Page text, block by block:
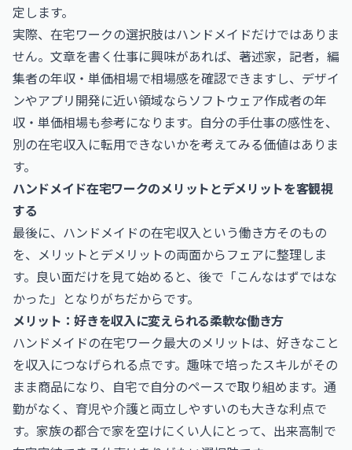
定します。
実際、在宅ワークの選択肢はハンドメイドだけではありま
せん。文章を書く仕事に興味があれば、 著述家，記者，編
集者の年収・単価相場で相場感を確認できますし、デザイ
ンやアプリ開発に近い領域ならソフトウェア作成者の年
収・単価相場も参考になります。自分の手仕事の感性を、
別の在宅収入に転用できないかを考えてみる価値はありま
す。
ハンドメイド在宅ワークのメリットとデメリットを客観視
する
最後に、ハンドメイドの在宅収入という働き方そのもの
を、メリットとデメリットの両面からフェアに整理しま
す。良い面だけを見て始めると、後で「こんなはずではな
かった」となりがちだからです。
メリット：好きを収入に変えられる柔軟な働き方
ハンドメイドの在宅ワーク最大のメリットは、好きなこと
を収入につなげられる点です。趣味で培ったスキルがその
まま商品になり、自宅で自分のペースで取り組めます。通
勤がなく、育児や介護と両立しやすいのも大きな利点で
す。家族の都合で家を空けにくい人にとって、出来高制で